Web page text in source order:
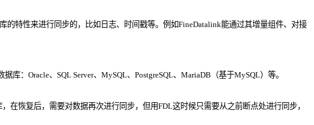
的特性来进行同步的，比如日志、时间戳等。例如FineDatalink能通过其增量组件、对接
：Oracle、SQL Server、MySQL、PostgreSQL、MariaDB（基于MySQL）等。
在恢复后，需要对数据再次进行同步，但用FDL这时候只需要从之前断点处进行同步，